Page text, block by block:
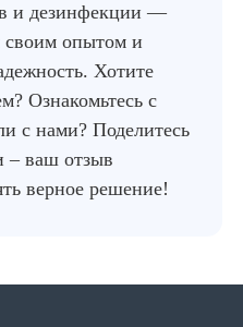
и дезинфекции —
своим опытом и
Хотите
Ознакомьтесь с
с нами? Поделитесь
– ваш отзыв
верное решение!